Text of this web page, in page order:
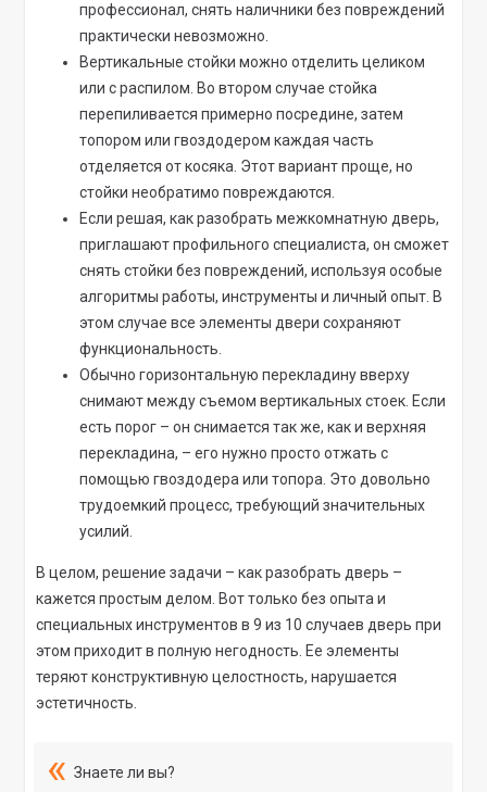
профессионал, снять наличники без повреждений
практически невозможно.
Вертикальные стойки можно отделить целиком
или с распилом. Во втором случае стойка
перепиливается примерно посредине, затем
топором или гвоздодером каждая часть
отделяется от косяка. Этот вариант проще, но
стойки необратимо повреждаются.
Если решая, как разобрать межкомнатную дверь,
приглашают профильного специалиста, он сможет
снять стойки без повреждений, используя особые
алгоритмы работы, инструменты и личный опыт. В
этом случае все элементы двери сохраняют
функциональность.
Обычно горизонтальную перекладину вверху
снимают между съемом вертикальных стоек. Если
есть порог – он снимается так же, как и верхняя
перекладина, – его нужно просто отжать с
помощью гвоздодера или топора. Это довольно
трудоемкий процесс, требующий значительных
усилий.
В целом, решение задачи – как разобрать дверь –
кажется простым делом. Вот только без опыта и
специальных инструментов в 9 из 10 случаев дверь при
этом приходит в полную негодность. Ее элементы
теряют конструктивную целостность, нарушается
эстетичность.
Знаете ли вы?